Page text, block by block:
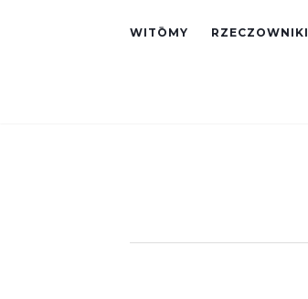
WITŌMY RZECZOWNIKI